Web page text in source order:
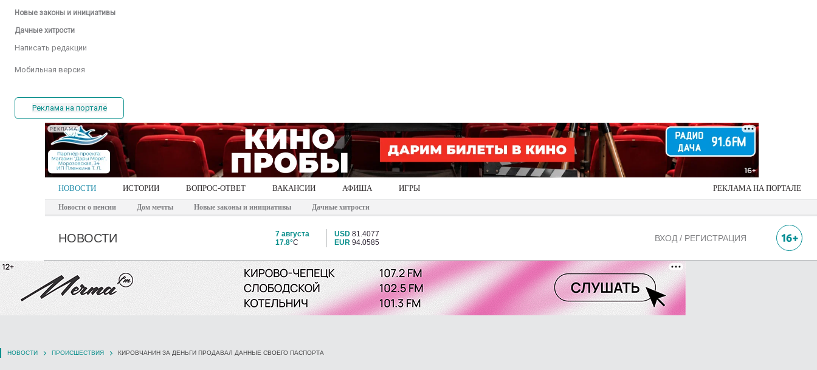
Новые законы и инициативы
Дачные хитрости
Написать редакции
Мобильная версия
Реклама на портале
РЕКЛАМА
НОВОСТИ ИСТОРИИ ВОПРОС-ОТВЕТ ВАКАНСИИ АФИША ИГРЫ РЕКЛАМА НА ПОРТАЛЕ
Новости о пенсии Дом мечты Новые законы и инициативы Дачные хитрости
НОВОСТИ
7 августа
17.8°C
USD 81.4077
EUR 94.0585 ВХОД / РЕГИСТРАЦИЯ
НОВОСТИ ПРОИСШЕСТВИЯ КИРОВЧАНИН ЗА ДЕНЬГИ ПРОДАВАЛ ДАННЫЕ СВОЕГО ПАСПОРТА